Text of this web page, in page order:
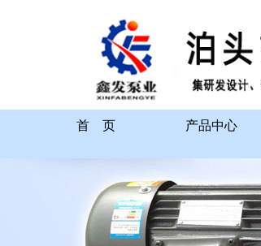
首 页 产品中心